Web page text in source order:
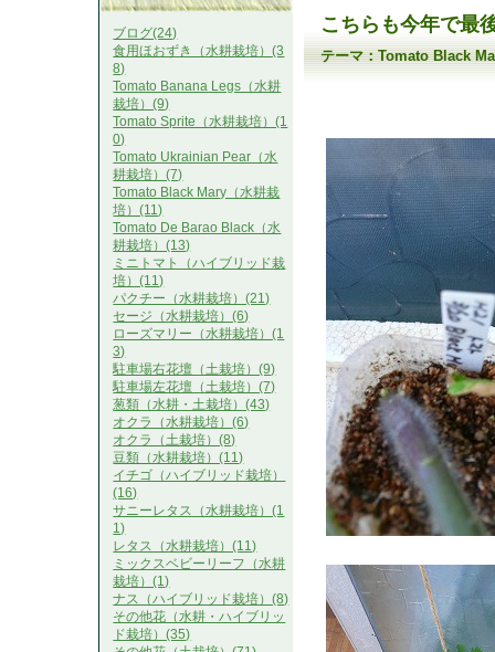
こちらも今年で最
テーマ：Tomato Black
ブログ(24)
食用ほおずき（水耕栽培）(3
8)
Tomato Banana Legs（水耕
栽培）(9)
Tomato Sprite（水耕栽培）(1
0)
Tomato Ukrainian Pear（水
耕栽培）(7)
Tomato Black Mary（水耕栽
培）(11)
Tomato De Barao Black（水
耕栽培）(13)
ミニトマト（ハイブリッド栽
培）(11)
パクチー（水耕栽培）(21)
セージ（水耕栽培）(6)
ローズマリー（水耕栽培）(1
3)
駐車場右花壇（土栽培）(9)
駐車場左花壇（土栽培）(7)
葱類（水耕・土栽培）(43)
オクラ（水耕栽培）(6)
オクラ（土栽培）(8)
豆類（水耕栽培）(11)
イチゴ（ハイブリッド栽培）
(16)
サニーレタス（水耕栽培）(1
1)
レタス（水耕栽培）(11)
ミックスベビーリーフ（水耕
栽培）(1)
ナス（ハイブリッド栽培）(8)
その他花（水耕・ハイブリッ
ド栽培）(35)